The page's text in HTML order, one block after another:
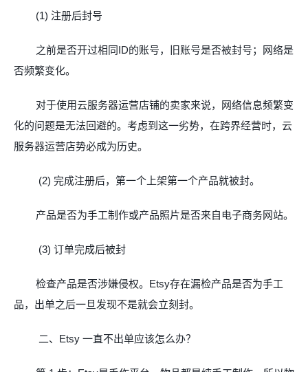
(1) 注册后封号
之前是否开过相同ID的账号，旧账号是否被封号；网络是
否频繁变化。
对于使用云服务器运营店铺的卖家来说，网络信息频繁变
化的问题是无法回避的。考虑到这一劣势，在跨界经营时，云
服务器运营店势必成为历史。
(2) 完成注册后，第一个上架第一个产品就被封。
产品是否为手工制作或产品照片是否来自电子商务网站。
(3) 订单完成后被封
检查产品是否涉嫌侵权。 Etsy存在漏检产品是否为手工
品，出单之后一旦发现不是就会立刻封。
二、 Etsy 一直不出单应该怎么办？